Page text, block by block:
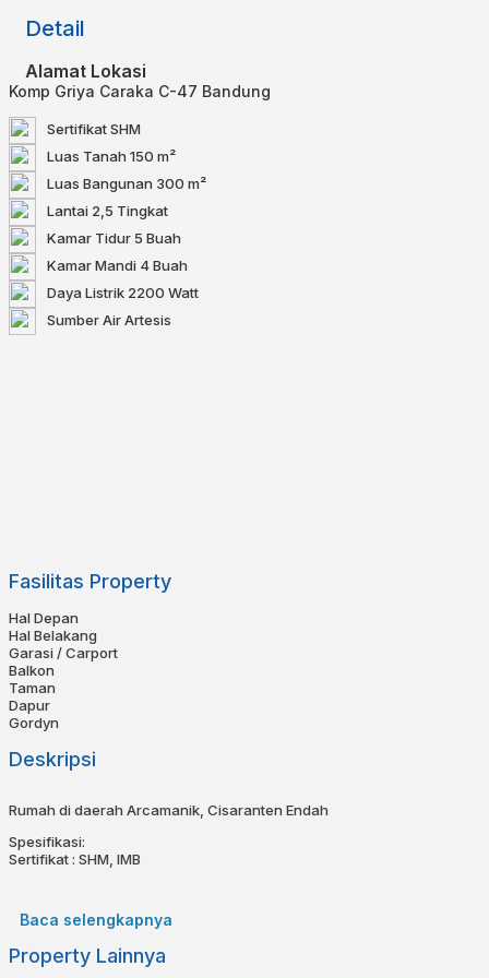
Detail
Alamat Lokasi
Komp Griya Caraka C-47 Bandung
SertifikatSHM
Luas Tanah 150 m²
Luas Bangunan 300 m²
Lantai 2,5 Tingkat
Kamar Tidur 5 Buah
Kamar Mandi 4 Buah
Daya Listrik 2200 Watt
Sumber AirArtesis
Fasilitas Property
Hal Depan
Hal Belakang
Garasi / Carport
Balkon
Taman
Dapur
Gordyn
Deskripsi
Rumah di daerah Arcamanik, Cisaranten Endah
Spesifikasi:
Sertifikat : SHM, IMB
Kamar tidur : 4+1
Air : Artesis
Baca selengkapnya
Property Lainnya